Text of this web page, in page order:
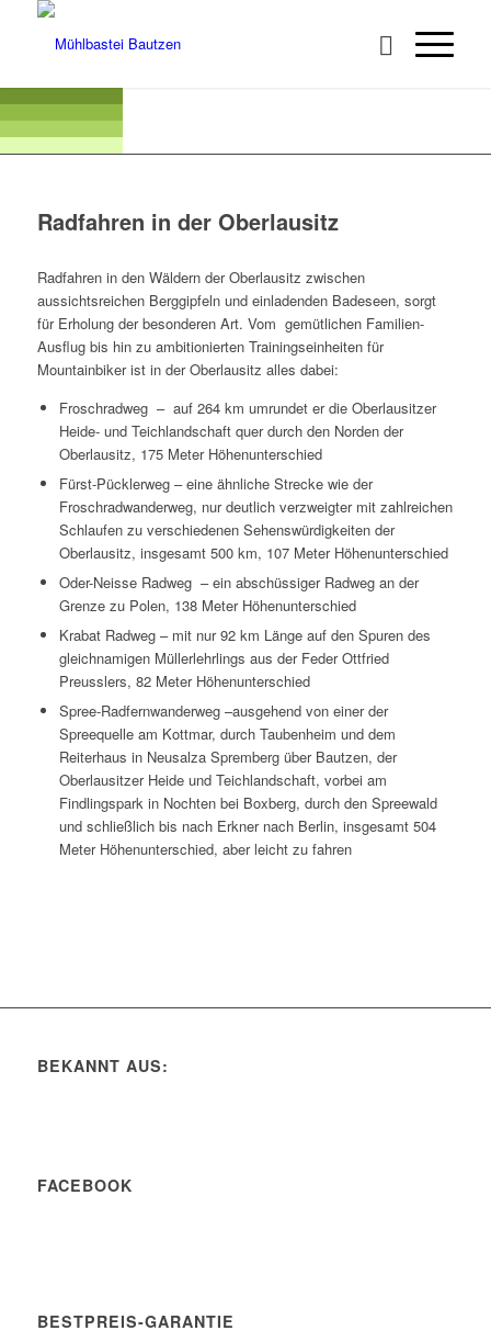
Radfahren in der Oberlausitz
Radfahren in den Wäldern der Oberlausitz zwischen
aussichtsreichen Berggipfeln und einladenden Badeseen, sorgt
für Erholung der besonderen Art. Vom gemütlichen Familien-
Ausflug bis hin zu ambitionierten Trainingseinheiten für
Mountainbiker ist in der Oberlausitz alles dabei:
Froschradweg – auf 264 km umrundet er die Oberlausitzer
Heide- und Teichlandschaft quer durch den Norden der
Oberlausitz, 175 Meter Höhenunterschied
Fürst-Pücklerweg – eine ähnliche Strecke wie der
Froschradwanderweg, nur deutlich verzweigter mit zahlreichen
Schlaufen zu verschiedenen Sehenswürdigkeiten der
Oberlausitz, insgesamt 500 km, 107 Meter Höhenunterschied
Oder-Neisse Radweg – ein abschüssiger Radweg an der
Grenze zu Polen, 138 Meter Höhenunterschied
Krabat Radweg – mit nur 92 km Länge auf den Spuren des
gleichnamigen Müllerlehrlings aus der Feder Ottfried
Preusslers, 82 Meter Höhenunterschied
Spree-Radfernwanderweg –ausgehend von einer der
Spreequelle am Kottmar, durch Taubenheim und dem
Reiterhaus in Neusalza Spremberg über Bautzen, der
Oberlausitzer Heide und Teichlandschaft, vorbei am
Findlingspark in Nochten bei Boxberg, durch den Spreewald
und schließlich bis nach Erkner nach Berlin, insgesamt 504
Meter Höhenunterschied, aber leicht zu fahren
BEKANNT AUS:
FACEBOOK
BESTPREIS-GARANTIE